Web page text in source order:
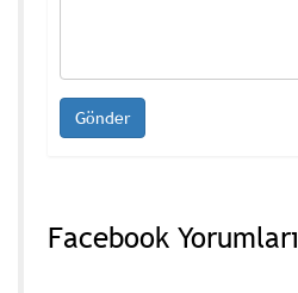
Facebook Yorumları